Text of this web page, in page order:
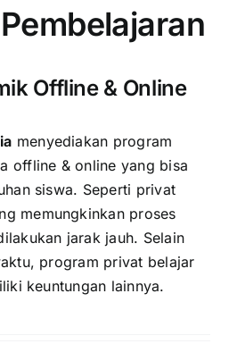
Offline & Online
menyediakan program
offline & online yang bisa
siswa. Seperti privat
memungkinkan proses
jarak jauh. Selain
program privat belajar
keuntungan lainnya.